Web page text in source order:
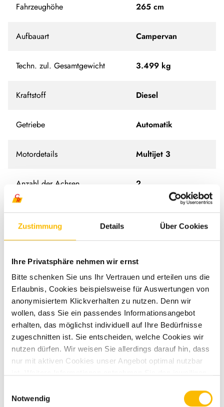
Zustimmung Details Über Cookies
Ihre Privatsphäre nehmen wir ernst
Bitte schenken Sie uns Ihr Vertrauen und erteilen uns die
Erlaubnis, Cookies beispielsweise für Auswertungen von
anonymisiertem Klickverhalten zu nutzen. Denn wir
wollen, dass Sie ein passendes Informationsangebot
erhalten, das möglichst individuell auf Ihre Bedürfnisse
zugeschnitten ist. Sie entscheiden, welche Cookies wir
nutzen dürfen. Wir weisen Sie allerdings darauf hin, dass
nur mit aktiven Cookies unser Angebot optimal nutzbar
Notwendig
Fahrzeughöhe 265 cm
Aufbauart Campervan
Techn. zul. Gesamtgewicht 3.499 kg
Kraftstoff Diesel
Getriebe Automatik
Motordetails Multijet 3
Anzahl der Achsen 2
Antriebsart Frontantrieb
Schadstoffnorm Euro 6e
Umweltplakette
Ausstattung
Fahrgestell